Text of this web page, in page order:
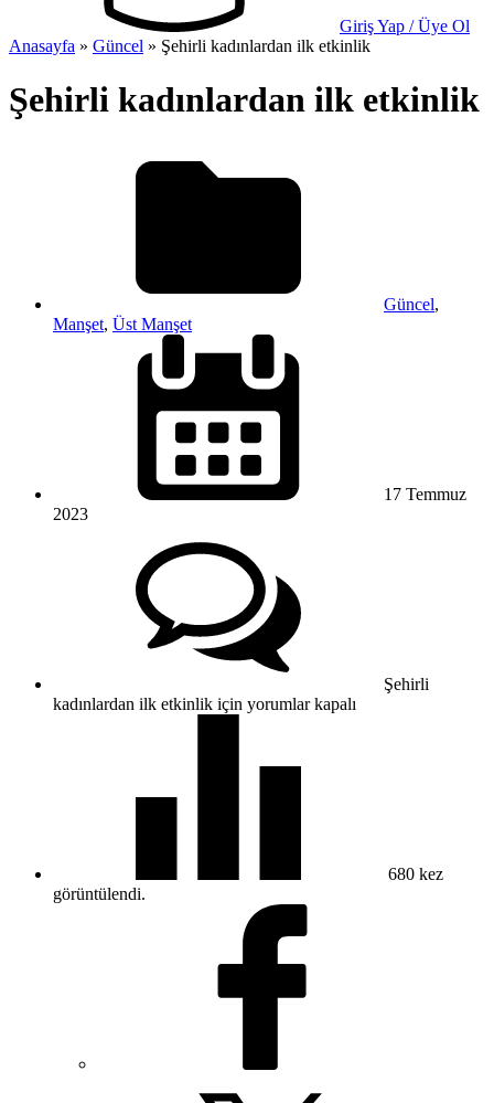
Giriş Yap / Üye Ol
Anasayfa » Güncel » Şehirli kadınlardan ilk etkinlik
Şehirli kadınlardan ilk etkinlik
Güncel,
Manşet, Üst Manşet
17 Temmuz
2023
Şehirli
kadınlardan ilk etkinlik için yorumlar kapalı
680 kez
görüntülendi.